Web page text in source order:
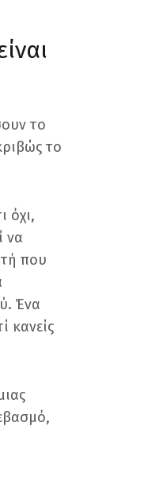
το
το
όχι,
να
που
Ένα
κανείς